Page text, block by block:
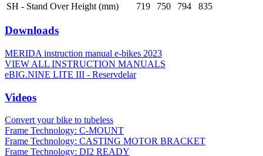
SH - Stand Over Height (mm)
719 750 794 835
Downloads
MERIDA instruction manual e-bikes 2023
VIEW ALL INSTRUCTION MANUALS
eBIG.NINE LITE III - Reservdelar
Videos
Convert your bike to tubeless
Frame Technology: C-MOUNT
Frame Technology: CASTING MOTOR BRACKET
Frame Technology: DI2 READY